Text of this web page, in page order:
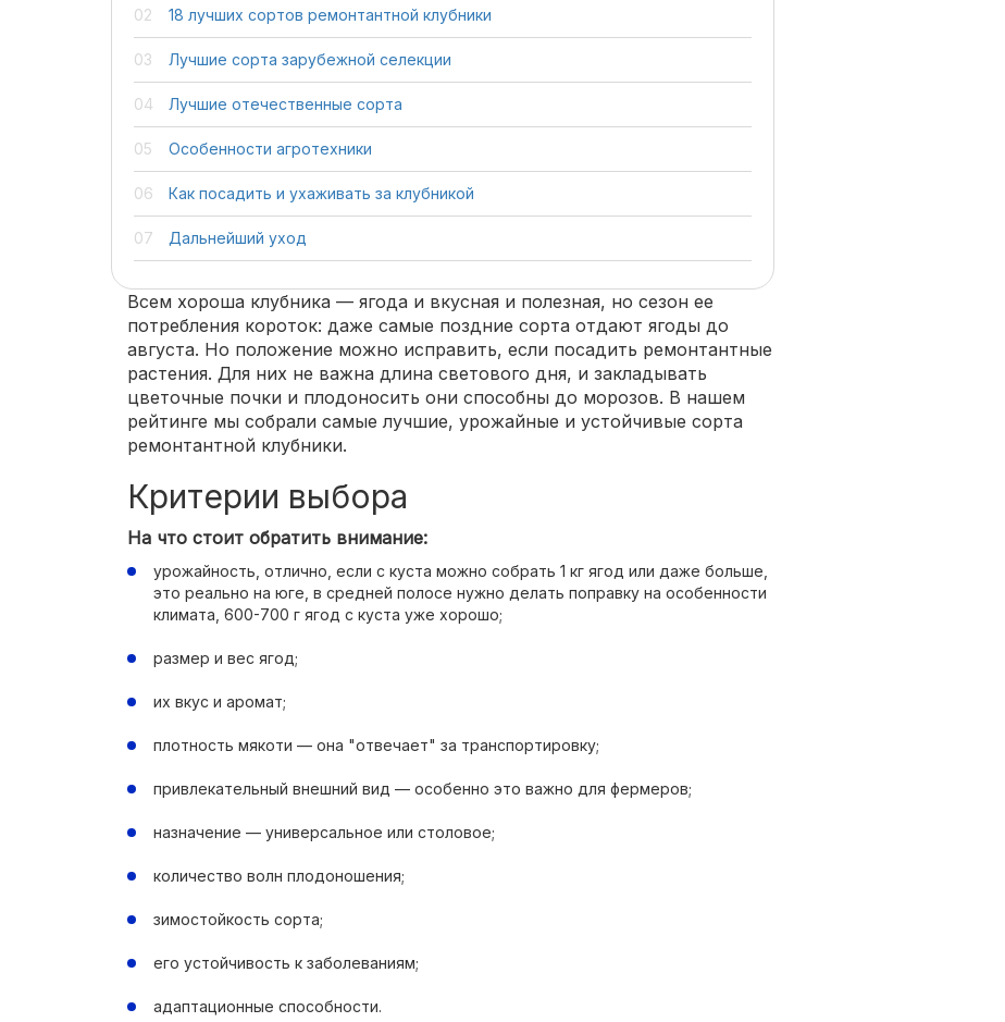
18 лучших сортов ремонтантной клубники
Лучшие сорта зарубежной селекции
Лучшие отечественные сорта
Особенности агротехники
Как посадить и ухаживать за клубникой
Дальнейший уход
Всем хороша клубника — ягода и вкусная и полезная, но сезон ее
потребления короток: даже самые поздние сорта отдают ягоды до
августа. Но положение можно исправить, если посадить ремонтантные
растения. Для них не важна длина светового дня, и закладывать
цветочные почки и плодоносить они способны до морозов. В нашем
рейтинге мы собрали самые лучшие, урожайные и устойчивые сорта
ремонтантной клубники.
Критерии выбора
На что стоит обратить внимание:
урожайность, отлично, если с куста можно собрать 1 кг ягод или даже больше,
это реально на юге, в средней полосе нужно делать поправку на особенности
климата, 600-700 г ягод с куста уже хорошо;
размер и вес ягод;
их вкус и аромат;
плотность мякоти — она "отвечает" за транспортировку;
привлекательный внешний вид — особенно это важно для фермеров;
назначение — универсальное или столовое;
количество волн плодоношения;
зимостойкость сорта;
его устойчивость к заболеваниям;
адаптационные способности.